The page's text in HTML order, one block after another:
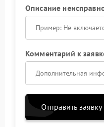
Описание
Комментарий к
Отправить заявку